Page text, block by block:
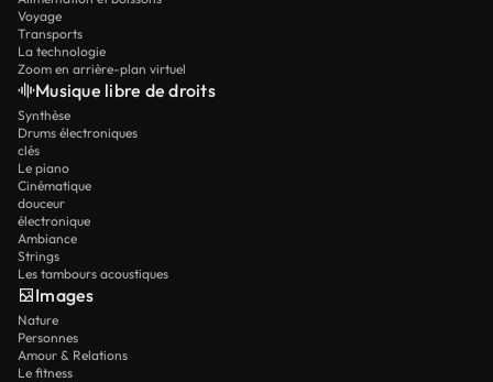
Voyage
Transports
La technologie
Zoom en arrière-plan virtuel
Musique libre de droits
Synthèse
Drums électroniques
clés
Le piano
Cinématique
douceur
électronique
Ambiance
Strings
Les tambours acoustiques
Images
Nature
Personnes
Amour & Relations
Le fitness